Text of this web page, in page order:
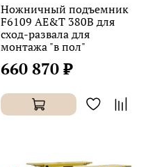
Ножничный подъемник
F6109 AE&T 380В для
сход-развала для
монтажа "в пол"
660 870 ₽